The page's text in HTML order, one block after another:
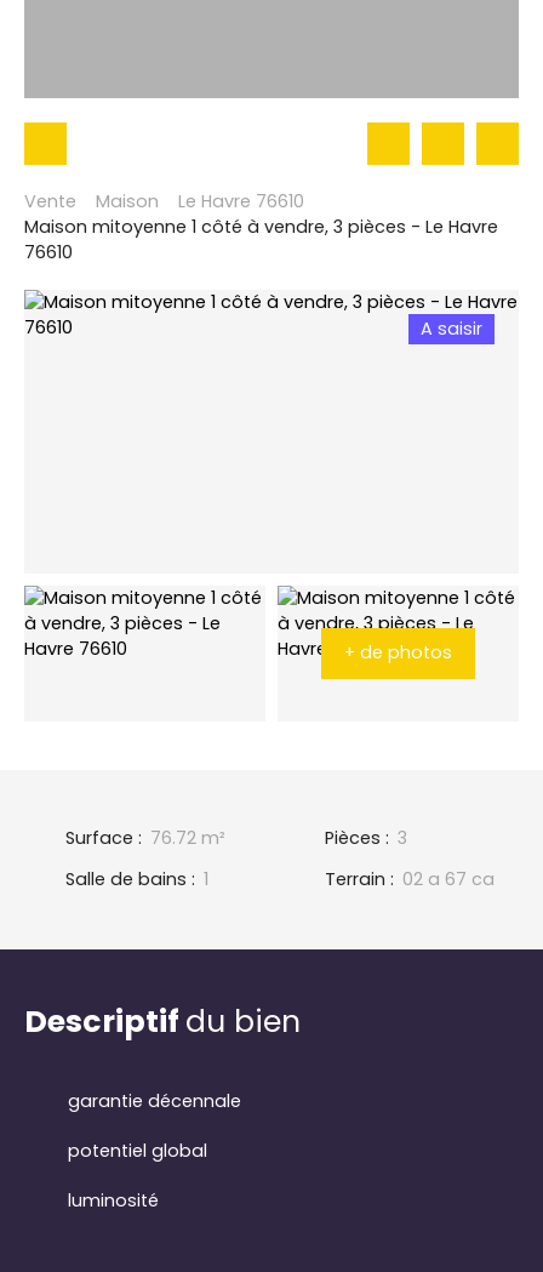
Vente Maison
Le Havre 76610
Maison mitoyenne 1 côté à vendre, 3 pièces - Le Havre
76610
A saisir
+ de photos
Surface : 76.72 m² Pièces : 3
Salle de bains : 1 Terrain : 02 a 67 ca
Descriptif du bien
garantie décennale
potentiel global
luminosité